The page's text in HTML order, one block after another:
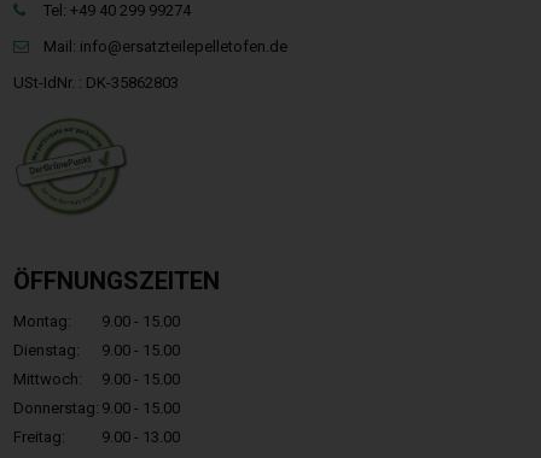
Tel: +49 40 299 99274
Mail: info@ersatzteilepelletofen.de
USt-IdNr. : DK-35862803
ÖFFNUNGSZEITEN
Montag:
9.00 - 15.00
Dienstag:
9.00 - 15.00
Mittwoch:
9.00 - 15.00
Donnerstag: 9.00 - 15.00
Freitag:
9.00 - 13.00